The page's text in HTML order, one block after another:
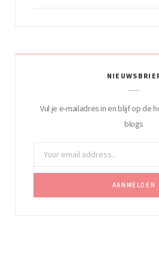
Vul je e-mailadres in en blijf op de
blogs